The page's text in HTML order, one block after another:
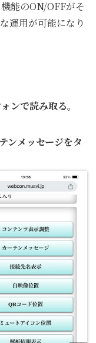
能のON/OFFがそ
運用が可能になり
ンで読み取る。
ンメッセージをタ